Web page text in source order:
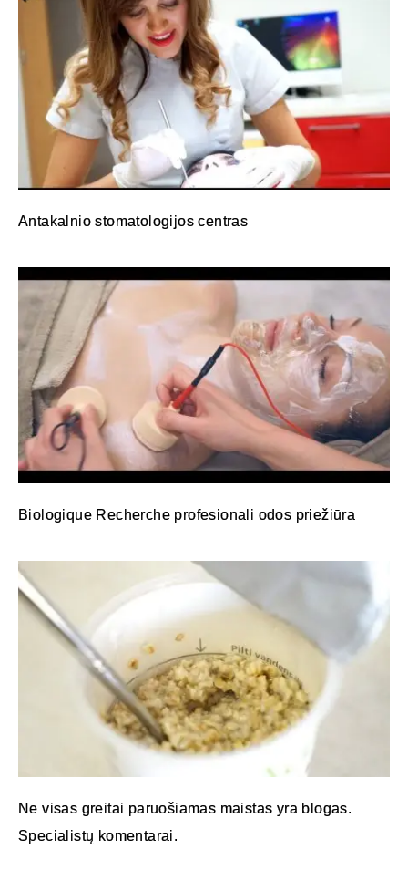
Antakalnio stomatologijos centras
Biologique Recherche profesionali odos priežiūra
Ne visas greitai paruošiamas maistas yra blogas.
Specialistų komentarai.